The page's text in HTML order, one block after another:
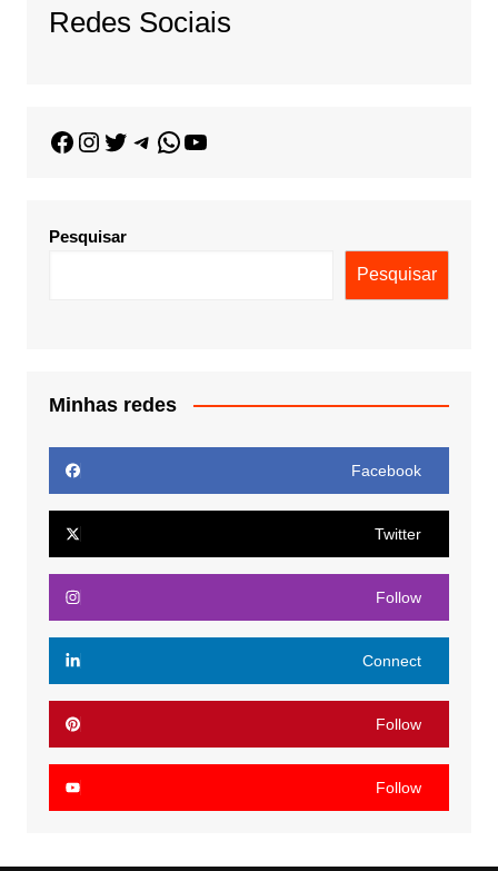
Redes Sociais
Pesquisar
Pesquisar
Minhas redes
Facebook
Twitter
Follow
Connect
Follow
Follow